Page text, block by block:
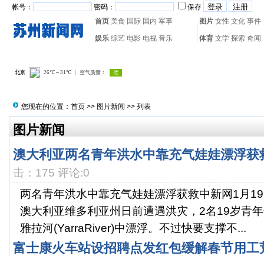
帐号： 密码：
保存
首页 美食 国际 国内 军事 图片 女性 文化 事件
娱乐 综艺 电影 电视 音乐 体育 文学 探索 奇闻
您现在的位置： 首页 >> 图片新闻 >> 列表
图片新闻
澳大利亚两名青年洪水中靠充气娃娃漂浮获
击：175 评论:0
两名青年洪水中靠充气娃娃漂浮获救中新网1月
澳大利亚维多利亚州日前遭遇洪灾，2名19岁青
雅拉河(YarraRiver)中漂浮。不过快要支撑不...
富士康火车站设招聘点发红包缓解春节用工